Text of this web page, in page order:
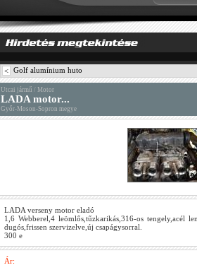
< Golf alumínium huto
Utcai jármű / Motor
LADA motor...
Győr-Moson-Sopron megye
LADA verseny motor eladó
1,6 Webberel,4 leömlős,tűzkarikás,316-os tengely,acél
dugós,frissen szervizelve,új csapágysorral.
300 e
Ár: